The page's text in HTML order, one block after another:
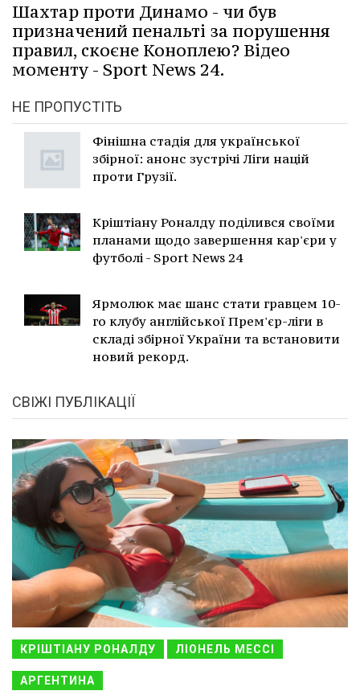
Шахтар проти Динамо - чи був
призначений пенальті за порушення
правил, скоєне Коноплею? Відео
моменту - Sport News 24.
НЕ ПРОПУСТІТЬ
Фінішна стадія для української
збірної: анонс зустрічі Ліги націй
проти Грузії.
Кріштіану Роналду поділився своїми
планами щодо завершення кар'єри у
футболі - Sport News 24
Ярмолюк має шанс стати гравцем 10-
го клубу англійської Прем'єр-ліги в
складі збірної України та встановити
новий рекорд.
СВІЖІ ПУБЛІКАЦІЇ
КРІШТІАНУ РОНАЛДУ ЛІОНЕЛЬ МЕССІ
АРГЕНТИНА